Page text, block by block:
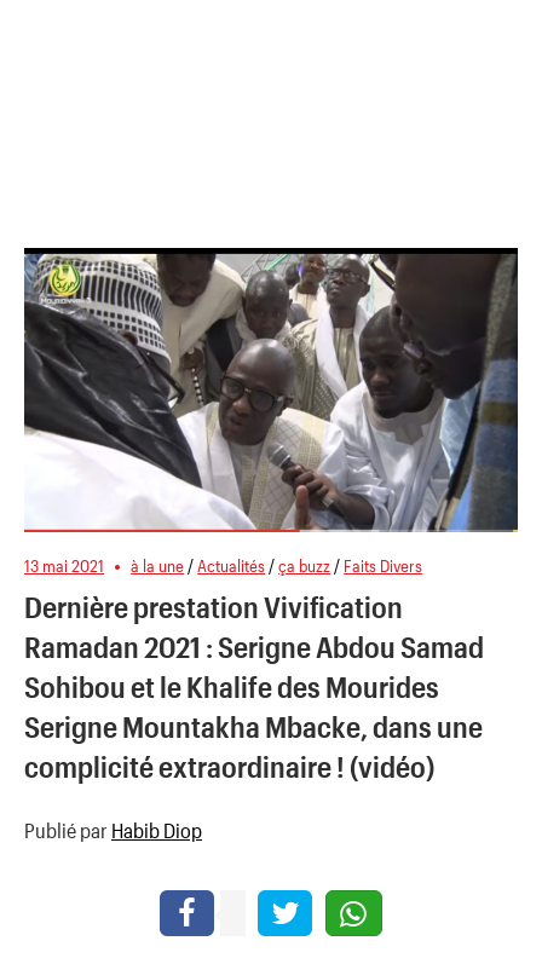
13 mai 2021 à la une /Actualités /ça buzz / Faits Divers
Dernière prestation Vivification
Ramadan 2021 : Serigne Abdou Samad
Sohibou et le Khalife des Mourides
Serigne Mountakha Mbacke, dans une
complicité extraordinaire ! (vidéo)
Publié par Habib Diop